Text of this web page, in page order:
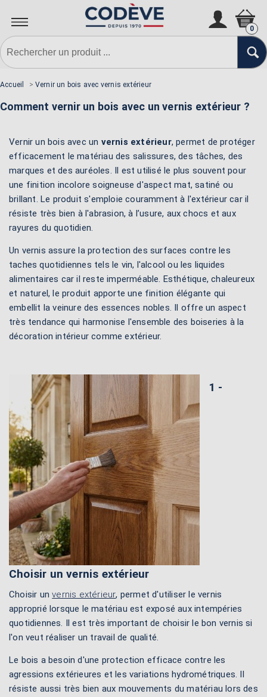
0
Accueil > Vernir un bois avec vernis extérieur
Comment vernir un bois avec un vernis extérieur ?
Vernir un bois avec un vernis extérieur, permet de protéger
efficacement le matériau des salissures, des tâches, des
marques et des auréoles. Il est utilisé le plus souvent pour
une finition incolore soigneuse d'aspect mat, satiné ou
brillant. Le produit s'emploie couramment à l'extérieur car il
résiste très bien à l'abrasion, à l’usure, aux chocs et aux
rayures du quotidien.
Un vernis assure la protection des surfaces contre les
taches quotidiennes tels le vin, l'alcool ou les liquides
alimentaires car il reste imperméable. Esthétique, chaleureux
et naturel, le produit apporte une finition élégante qui
embellit la veinure des essences nobles. Il offre un aspect
très tendance qui harmonise l'ensemble des boiseries à la
décoration intérieur comme extérieur.
1 -
Choisir un vernis extérieur
Choisir unvernis extérieur, permet d'utiliser le vernis
approprié lorsque le matériau est exposé aux intempéries
quotidiennes. Il est très important de choisir le bon vernis si
l'on veut réaliser un travail de qualité.
Le bois a besoin d'une protection efficace contre les
agressions extérieures et les variations hydrométriques. Il
résiste aussi très bien aux mouvements du matériau lors des